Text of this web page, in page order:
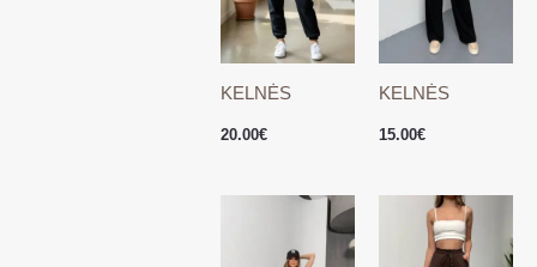
KELNĖS
20.00€
KELNĖS
15.00€